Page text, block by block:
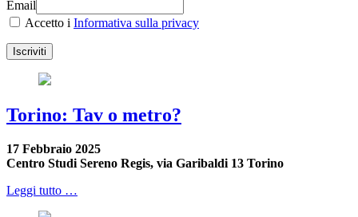
Email
Accetto i Informativa sulla privacy
Iscriviti
Torino: Tav o metro?
17 Febbraio 2025
Centro Studi Sereno Regis, via Garibaldi 13 Torino
Leggi tutto …